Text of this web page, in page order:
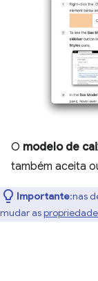
O modelo de
também aceita
Importante:nas
mudar as